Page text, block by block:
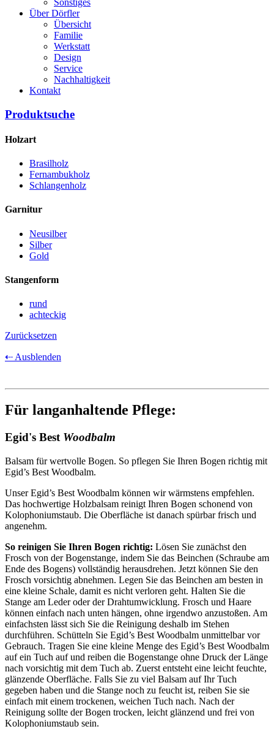
Über Dörfler
Übersicht
Familie
Werkstatt
Design
Service
Nachhaltigkeit
Kontakt
Produktsuche
Holzart
Brasilholz
Fernambukholz
Schlangenholz
Garnitur
Neusilber
Silber
Gold
Stangenform
rund
achteckig
Zurücksetzen
⇠ Ausblenden
Für langanhaltende Pflege:
Egid's Best Woodbalm
Balsam für wertvolle Bogen. So pflegen Sie Ihren Bogen richtig mit
Egid’s Best Woodbalm.
Unser Egid’s Best Woodbalm können wir wärmstens empfehlen.
Das hochwertige Holzbalsam reinigt Ihren Bogen schonend von
Kolophoniumstaub. Die Oberfläche ist danach spürbar frisch und
angenehm.
So reinigen Sie Ihren Bogen richtig: Lösen Sie zunächst den
Frosch von der Bogenstange, indem Sie das Beinchen (Schraube am
Ende des Bogens) vollständig herausdrehen. Jetzt können Sie den
Frosch vorsichtig abnehmen. Legen Sie das Beinchen am besten in
eine kleine Schale, damit es nicht verloren geht. Halten Sie die
Stange am Leder oder der Drahtumwicklung. Frosch und Haare
können einfach nach unten hängen, ohne irgendwo anzustoßen. Am
einfachsten lässt sich Sie die Reinigung deshalb im Stehen
durchführen. Schütteln Sie Egid’s Best Woodbalm unmittelbar vor
Gebrauch. Tragen Sie eine kleine Menge des Egid’s Best Woodbalm
auf ein Tuch auf und reiben die Bogenstange ohne Druck der Länge
nach vorsichtig mit dem Tuch ab. Zuerst entsteht eine leicht feuchte,
glänzende Oberfläche. Falls Sie zu viel Balsam auf Ihr Tuch
gegeben haben und die Stange noch zu feucht ist, reiben Sie sie
einfach mit einem trockenen, weichen Tuch nach. Nach der
Reinigung sollte der Bogen trocken, leicht glänzend und frei von
Kolophoniumstaub sein.